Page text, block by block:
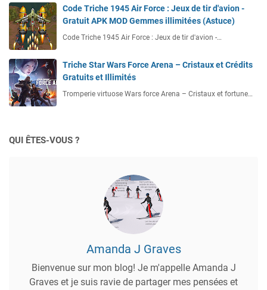
Code Triche 1945 Air Force : Jeux de tir d'avion -
Gratuit APK MOD Gemmes illimitées (Astuce)
Code Triche 1945 Air Force : Jeux de tir d'avion -…
Triche Star Wars Force Arena – Cristaux et Crédits
Gratuits et Illimités
Tromperie virtuose Wars force Arena – Cristaux et fortune…
QUI ÊTES-VOUS ?
Amanda J Graves
Bienvenue sur mon blog! Je m'appelle Amanda J
Graves et je suis ravie de partager mes pensées et